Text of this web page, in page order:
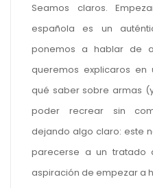
Seamos claros.
española es un
ponemos a hablar de
queremos explicaros
qué saber sobre armas
poder recrear sin
dejando algo claro: este
parecerse a un tratado
aspiración de empezar a